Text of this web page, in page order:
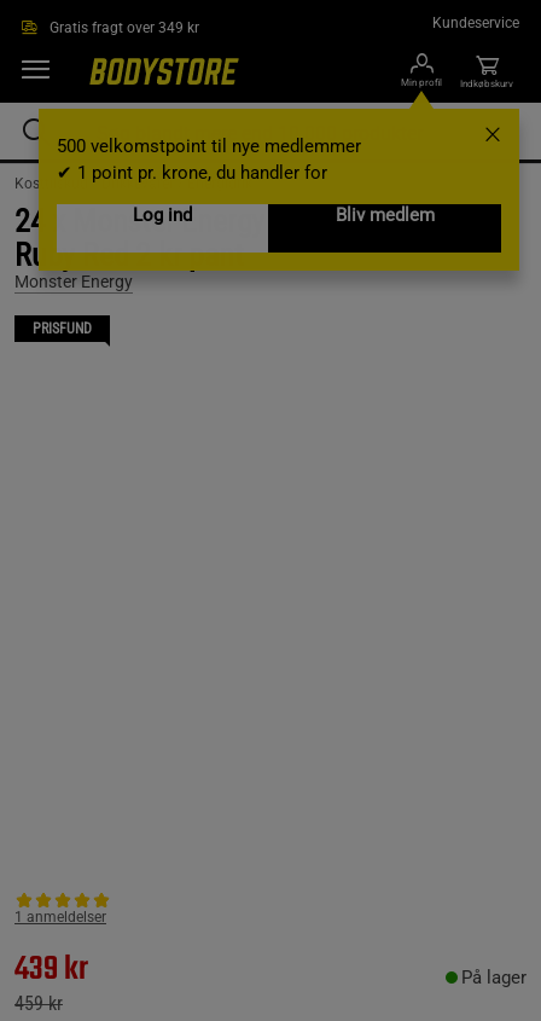
Gratis fragt over 349 kr Kundeservice
Min profil
500 velkomstpoint til nye medlemmer
✔ 1 point pr. krone, du handler for
Log ind
Bliv medlem
Indkøbskurv
Kosttilskud / Drikkevarer / Energidrik
24 x Monster Energy Ultra Fantasy 50 cl
Ruby Red 2 kr pant
Monster Energy
PRISFUND
1 anmeldelser
439 kr
459 kr
På lager